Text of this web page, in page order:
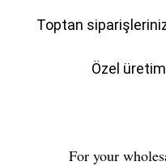
Toptan
Özel
For your